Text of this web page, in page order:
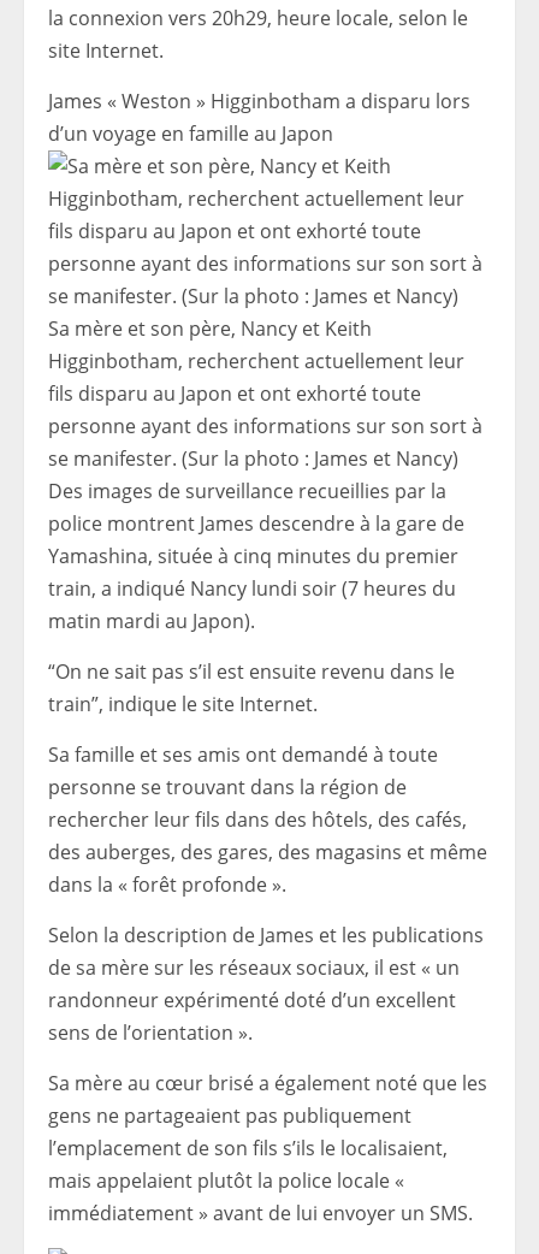
la connexion vers 20h29, heure locale, selon le
site Internet.
James « Weston » Higginbotham a disparu lors
d’un voyage en famille au Japon
Sa mère et son père, Nancy et Keith
Higginbotham, recherchent actuellement leur
fils disparu au Japon et ont exhorté toute
personne ayant des informations sur son sort à
se manifester. (Sur la photo : James et Nancy)
Des images de surveillance recueillies par la
police montrent James descendre à la gare de
Yamashina, située à cinq minutes du premier
train, a indiqué Nancy lundi soir (7 heures du
matin mardi au Japon).
“On ne sait pas s’il est ensuite revenu dans le
train”, indique le site Internet.
Sa famille et ses amis ont demandé à toute
personne se trouvant dans la région de
rechercher leur fils dans des hôtels, des cafés,
des auberges, des gares, des magasins et même
dans la « forêt profonde ».
Selon la description de James et les publications
de sa mère sur les réseaux sociaux, il est « un
randonneur expérimenté doté d’un excellent
sens de l’orientation ».
Sa mère au cœur brisé a également noté que les
gens ne partageaient pas publiquement
l’emplacement de son fils s’ils le localisaient,
mais appelaient plutôt la police locale «
immédiatement » avant de lui envoyer un SMS.